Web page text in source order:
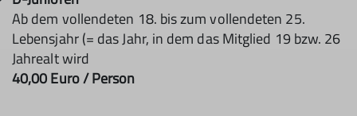
Ab dem vollendeten 18. bis zum vollendeten 25.
Lebensjahr (= das Jahr, in dem das Mitglied 19 bzw. 26
Jahrealt wird
40,00 Euro / Person